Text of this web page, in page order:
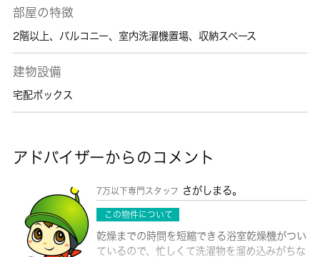
部屋の特徴
2階以上、 バルコニー、 室内洗濯機置場、 収納スペース
建物設備
宅配ボックス
アドバイザーからのコメント
7万以下専門スタッフ さがしまる。
この物件について
乾燥までの時間を短縮できる浴室乾燥機がつい
ているので、忙しくて洗濯物を溜め込みがちな